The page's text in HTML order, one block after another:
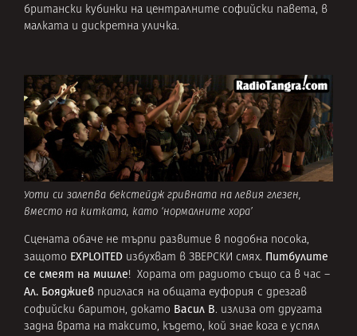
британски кубинки на централните софийски павета, в
малката и дискретна уличка.
Уоти си залепва бекстейдж гривната на левия глезен,
вместо на китката, като ‘нормалните хора’
Сцената обаче не търпи развитие в подобна посока,
защото EXPLOITED избухват в ЗВЕРСКИ смях. Питбулите
се смеят на мишле! Хората от радиото също са в час –
Ал. Бояджиев приглася на общата еуфория с дрезгав
софийски баритон, докато Васил В. излиза от другата
задна врата на таксито, където, кой знае кога е успял